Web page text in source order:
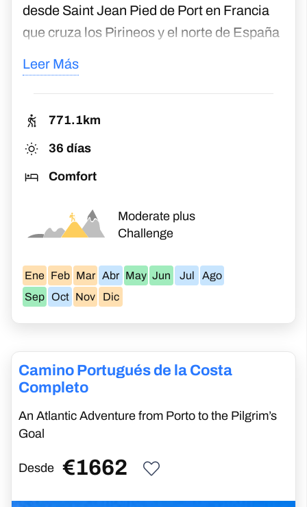
desde Saint Jean Pied de Port en Francia
que cruza los Pirineos y el norte de España
de Santiago. Pasa a través de famosas
ciudades y pueblos españoles como
Pamplona, Burgos, León y Ponferrada,
tendrás la gran oportunidad de disfrutar de
Camino te llevará a recorrer paisajes
variados desde la región montañosa de los
Pirineos, hasta la meseta plana del norte de
de Galicia. Para realizar el Camino Francés
al completo deberás tener buena condición
descanso a lo largo de la ruta.
Leer Más
771.1km
36 días
Comfort
Moderate plus
Challenge
Ene Feb Mar Abr May Jun Jul
Ago
Sep Oct Nov Dic
Camino Portugués de la Costa
Completo
An Atlantic Adventure from Porto to the Pilgrim’s
Goal
Desde €1662